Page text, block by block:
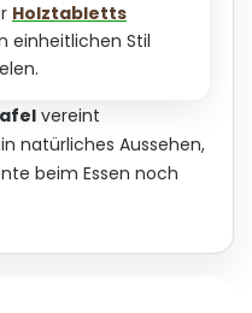
Holztabletts
einheitlichen Stil
vereint
natürliches Aussehen,
beim Essen noch